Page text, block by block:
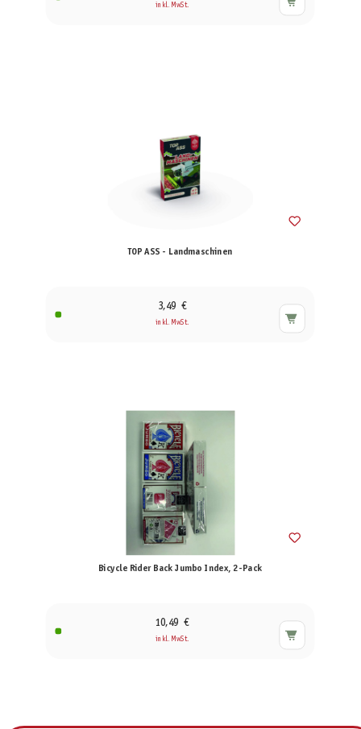
inkl. MwSt.
TOP ASS - Landmaschinen
3,49 €
inkl. MwSt.
Bicycle Rider Back Jumbo Index, 2-Pack
10,49 €
inkl. MwSt.